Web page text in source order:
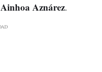
Ainhoa Aznárez.